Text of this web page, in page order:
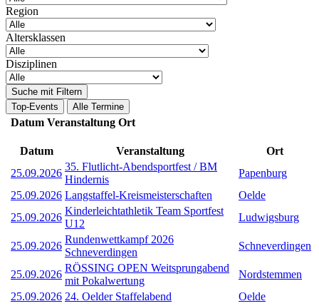
Region
Altersklassen
Disziplinen
Suche mit Filtern
Top-Events
Alle Termine
Datum Veranstaltung Ort
Datum Veranstaltung
Ort
25.09.2026
35. Flutlicht-Abendsportfest / BM
Hindernis
Papenburg
25.09.2026 Langstaffel-Kreismeisterschaften
Oelde
25.09.2026
Kinderleichtathletik Team Sportfest
U12
Ludwigsburg
25.09.2026
Rundenwettkampf 2026
Schneverdingen
Schneverdingen
25.09.2026
RÖSSING OPEN Weitsprungabend
mit Pokalwertung
Nordstemmen
25.09.2026 24. Oelder Staffelabend
Oelde